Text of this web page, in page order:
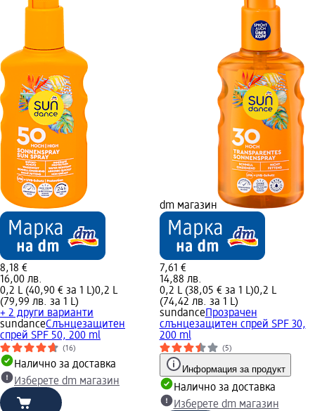
8,18 €
16,00 лв.
0,2 L (40,90 € за 1 L)0,2 L
(79,99 лв. за 1 L)
+ 2 други варианти
sundanceСлънцезащитен
спрей SPF 50, 200 ml
(16)
Налично за доставка
Изберете dm магазин
dm магазин
7,61 €
14,88 лв.
0,2 L (38,05 € за 1 L)0,2 L
(74,42 лв. за 1 L)
sundance Прозрачен
слънцезащитен спрей SPF 30,
200 ml
(5)
Информация за продукт
Налично за доставка
Изберете dm магазин